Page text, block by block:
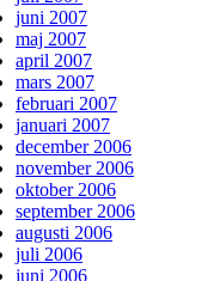
juni 2007
maj 2007
april 2007
mars 2007
februari 2007
januari 2007
december 2006
november 2006
oktober 2006
september 2006
augusti 2006
juli 2006
juni 2006